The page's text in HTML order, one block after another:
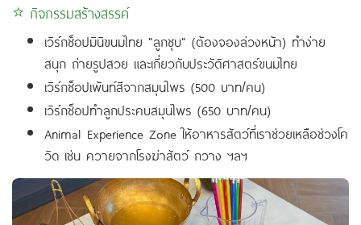
⭐ กิจกรรมสร้างสรรค์
เวิร์กช็อปมินิขนมไทย "ลูกชุบ" (ต้องจองล่วงหน้า) ทำง่าย
สนุก ถ่ายรูปสวย และเกี่ยวกับประวัติศาสตร์ขนมไทย
เวิร์กช็อปเพ้นท์สีจากสมุนไพร (500 บาท/คน)
เวิร์กช็อปทำลูกประคบสมุนไพร (650 บาท/คน)
Animal Experience Zone ให้อาหารสัตว์ที่เราช่วยเหลือช่วงโค
วิด เช่น ควายจากโรงฆ่าสัตว์ กวาง ฯลฯ